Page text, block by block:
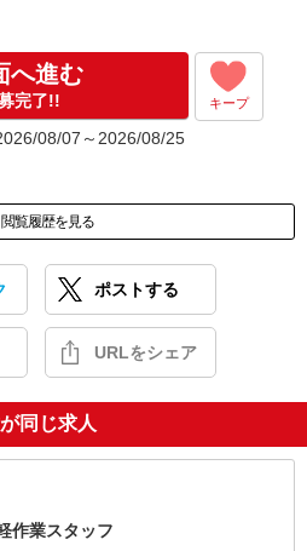
へ進む
完了!! キープ
08/07～2026/08/25
閲覧履歴を見る
ポストする
URLをシェア
同じ求人
作業スタッフ